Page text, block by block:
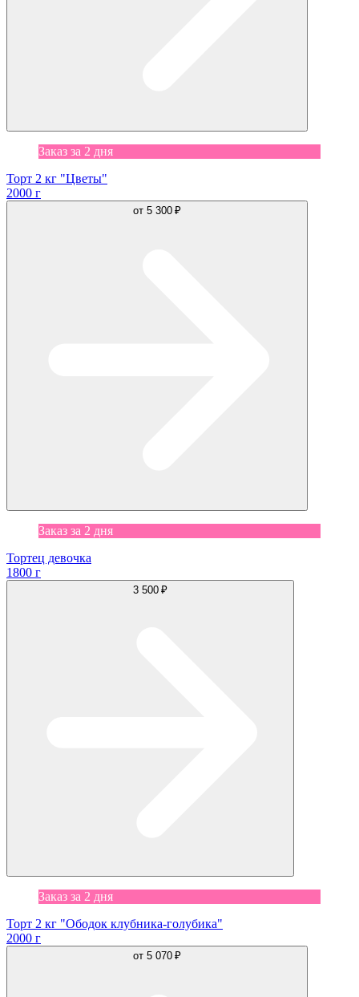
Заказ за 2 дня
Торт 2 кг "Цветы"
2000 г
от 5 300 ₽
Заказ за 2 дня
Тортец девочка
1800 г
3 500 ₽
Заказ за 2 дня
Торт 2 кг "Ободок клубника-голубика"
2000 г
от 5 070 ₽